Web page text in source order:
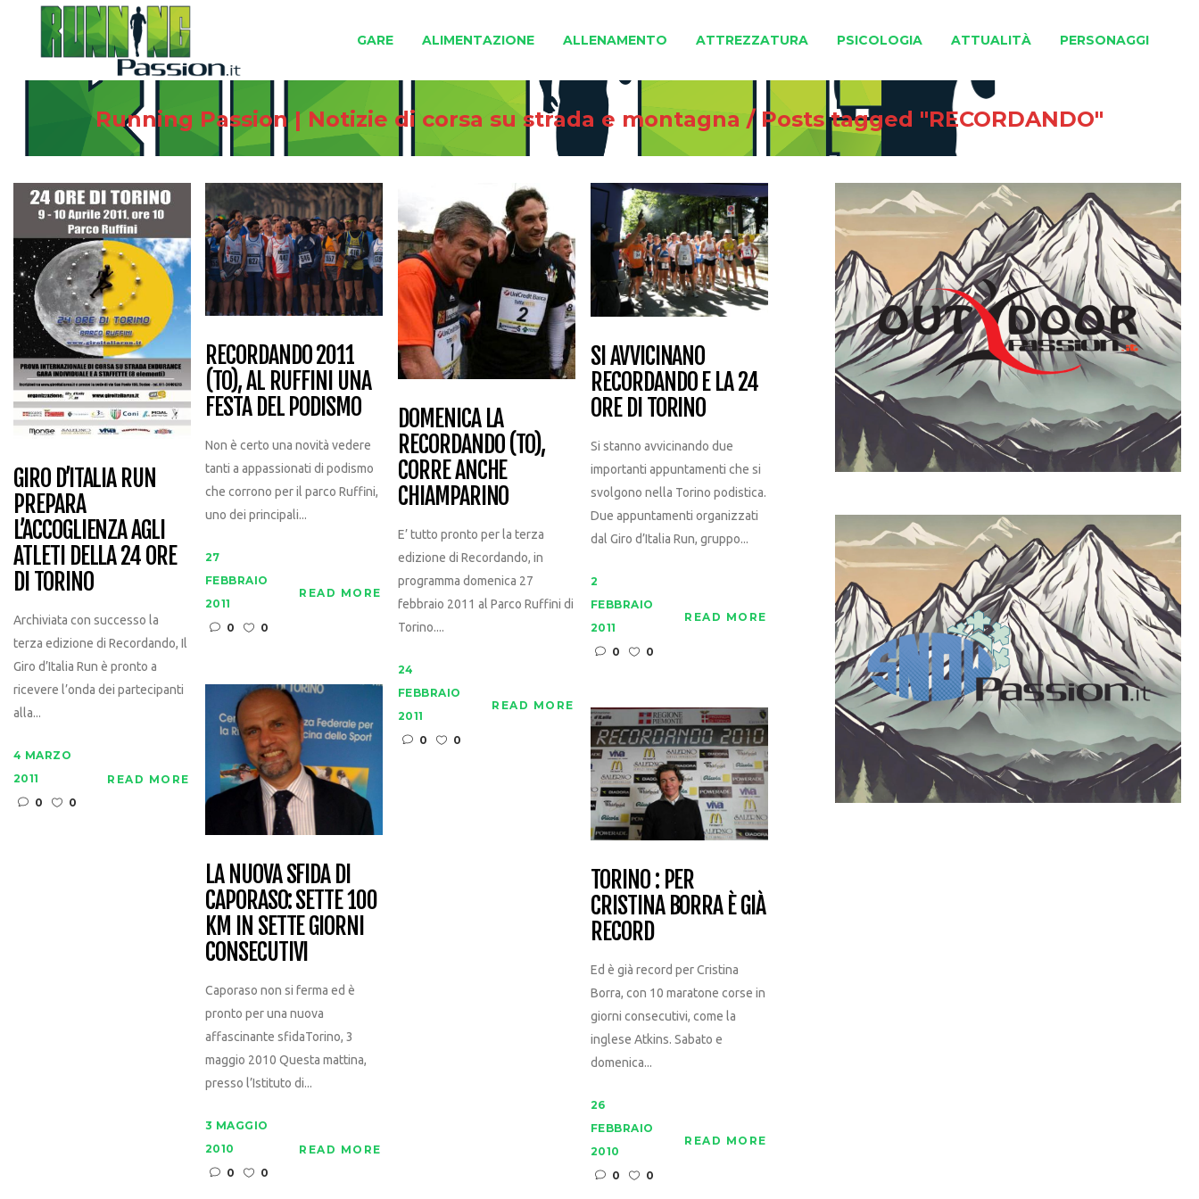
GARE ALIMENTAZIONE ALLENAMENTO ATTREZZATURA PSICOLOGIA ATTUALITÀ PERSONAGGI
Running Passion | Notizie di corsa su strada e montagna / Posts tagged "RECORDANDO"
GIRO D’ITALIA RUN
PREPARA
L’ACCOGLIENZA AGLI
ATLETI DELLA 24 ORE
DI TORINO
Archiviata con successo la
terza edizione di Recordando, Il
Giro d’Italia Run è pronto a
ricevere l’onda dei partecipanti
alla...
4 MARZO
2011
0
0
READ MORE
RECORDANDO 2011
(TO), AL RUFFINI UNA
FESTA DEL PODISMO
Non è certo una novità vedere
tanti a appassionati di podismo
che corrono per il parco Ruffini,
uno dei principali...
27
FEBBRAIO
2011
0
0
READ MORE
DOMENICA LA
RECORDANDO (TO),
CORRE ANCHE
CHIAMPARINO
E’ tutto pronto per la terza
edizione di Recordando, in
programma domenica 27
febbraio 2011 al Parco Ruffini di
Torino....
24
FEBBRAIO
2011
0
0
READ MORE
SI AVVICINANO
RECORDANDO E LA 24
ORE DI TORINO
Si stanno avvicinando due
importanti appuntamenti che si
svolgono nella Torino podistica.
Due appuntamenti organizzati
dal Giro d’Italia Run, gruppo...
2
FEBBRAIO
2011
0
0
READ MORE
LA NUOVA SFIDA DI
CAPORASO: SETTE 100
KM IN SETTE GIORNI
CONSECUTIVI
Caporaso non si ferma ed è
pronto per una nuova
affascinante sfidaTorino, 3
maggio 2010 Questa mattina,
presso l’Istituto di...
3 MAGGIO
2010
0
0
READ MORE
TORINO : PER
CRISTINA BORRA È GIÀ
RECORD
Ed è già record per Cristina
Borra, con 10 maratone corse in
giorni consecutivi, come la
inglese Atkins. Sabato e
domenica...
26
FEBBRAIO
2010
0
0
READ MORE